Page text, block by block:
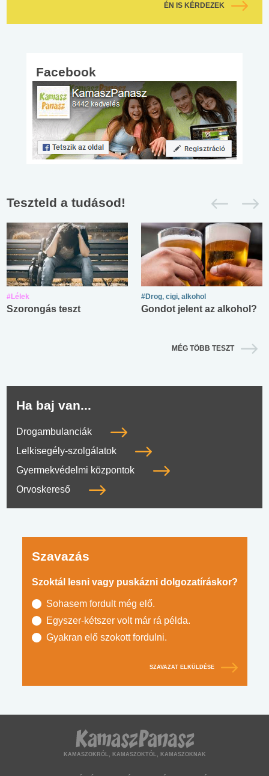
ÉN IS KÉRDEZEK
Facebook
Teszteld a tudásod!
#Lélek
Szorongás teszt
#Drog, cigi, alkohol
Gondot jelent az alkohol?
MÉG TÖBB TESZT
Ha baj van...
Drogambulanciák
Lelkisegély-szolgálatok
Gyermekvédelmi központok
Orvoskereső
Szavazás
Szoktál lesni vagy puskázni dolgozatíráskor?
Sohasem fordult még elő.
Egyszer-kétszer volt már rá példa.
Gyakran elő szokott fordulni.
SZAVAZAT ELKÜLDÉSE
KAMASZOKRÓL, KAMASZOKTÓL, KAMASZOKNAK